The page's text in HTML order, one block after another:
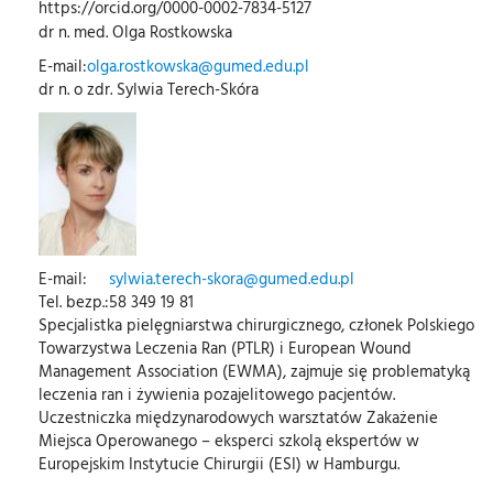
https://orcid.org/0000-0002-7834-5127
dr n. med. Olga Rostkowska
E-mail:olga.rostkowska@gumed.edu.pl
dr n. o zdr. Sylwia Terech-Skóra
E-mail:
sylwia.terech-skora@gumed.edu.pl
Tel. bezp.:58 349 19 81
Specjalistka pielęgniarstwa chirurgicznego, członek Polskiego
Towarzystwa Leczenia Ran (PTLR) i European Wound
Management Association (EWMA), zajmuje się problematyką
leczenia ran i żywienia pozajelitowego pacjentów.
Uczestniczka międzynarodowych warsztatów Zakażenie
Miejsca Operowanego – eksperci szkolą ekspertów w
Europejskim Instytucie Chirurgii (ESI) w Hamburgu.